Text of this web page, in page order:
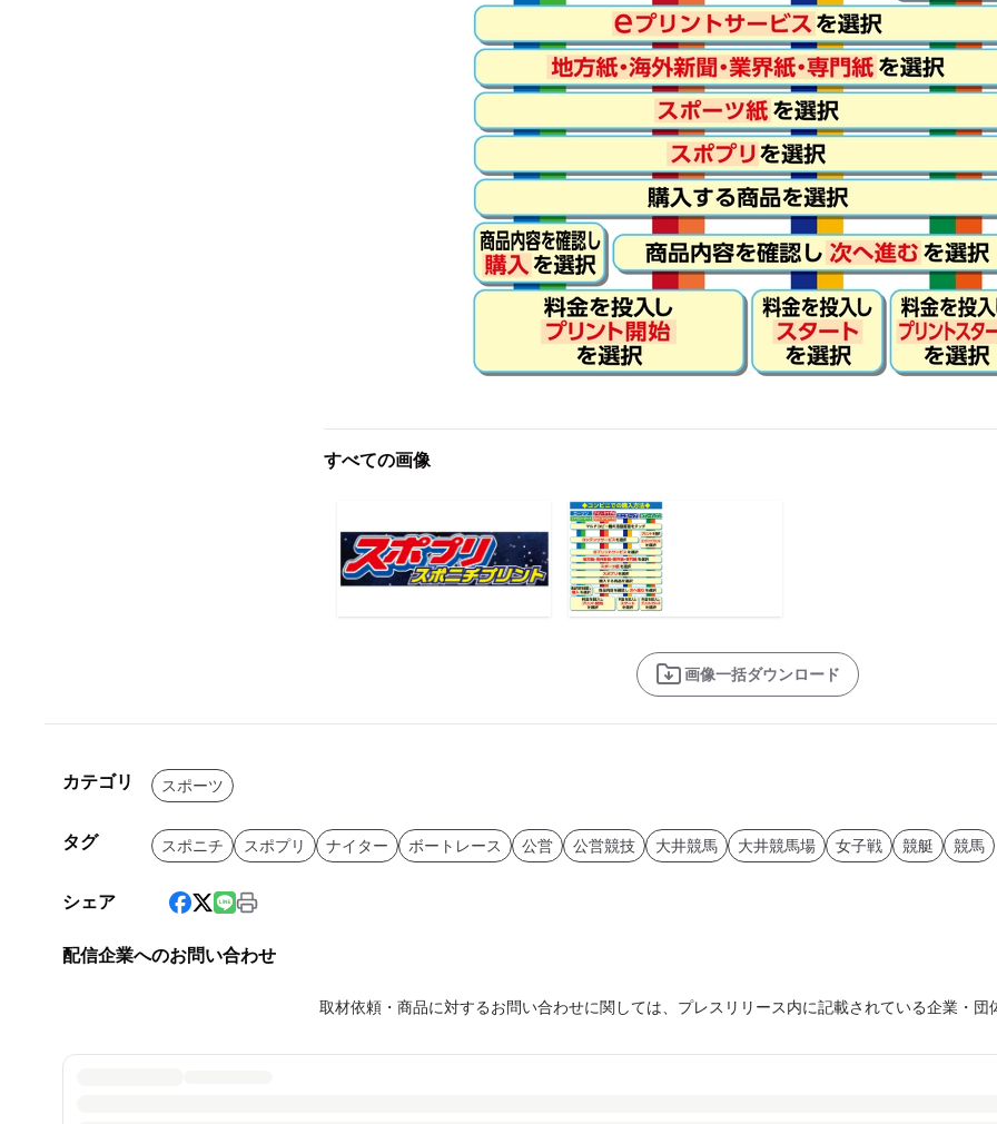
すべての画像
画像一括ダウンロード
カテゴリ スポーツ
タグ スポニチ スポプリ ナイター ボートレース 公営 公営競技 大井競馬 大井競馬場 女子戦 競艇 競馬
シェア
配信企業へのお問い合わせ
取材依頼・商品に対するお問い合わせに関しては、プレスリリース内に記載されている企業・団